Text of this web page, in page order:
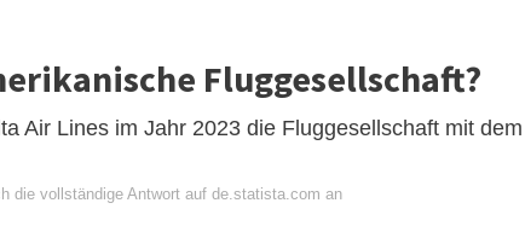
Fluggesellschaft?
Air Lines im Jahr 2023 die Fluggesellschaft mit dem
die vollständige Antwort auf de.statista.com an